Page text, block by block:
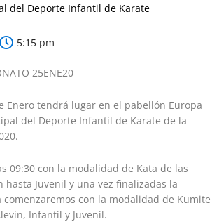
del Deporte Infantil de Karate
5:15 pm
Enero tendrá lugar en el pabellón Europa
del Deporte Infantil de Karate de la
09:30 con la modalidad de Kata de las
hasta Juvenil y una vez finalizadas la
comenzaremos con la modalidad de Kumite
Infantil y Juvenil.